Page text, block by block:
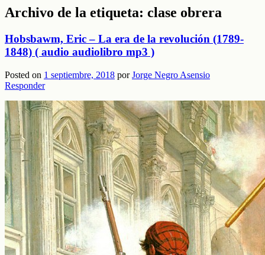
Archivo de la etiqueta: clase obrera
Hobsbawm, Eric – La era de la revolución (1789-
1848) ( audio audiolibro mp3 )
Posted on 1 septiembre, 2018 porJorge Negro Asensio
Responder